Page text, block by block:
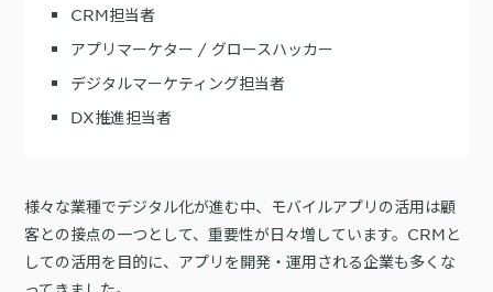
バッチ解析
リアルタイムフィードバック
サイト管理・改善
A/Bテスト
広告配信最適化
広告ダッシュボード
広告媒体へデータ連携
「どうせ使いこなせない」からの脱却。丸井がKARTEで築いたリピート
WOWOWはユーザー離脱という課題にどう挑んだのか？高度なコミュ
ニケーションを実現する基盤作りの裏側
詳細を見る
ダウンロードする
CRM担当者
アプリマーケター / グロースハッカー
デジタルマーケティング担当者
DX推進担当者
様々な業種でデジタル化が進む中、モバイルアプリの活用は顧
客との接点の一つとして、重要性が日々増しています。CRMと
しての活用を目的に、アプリを開発・運用される企業も多くな